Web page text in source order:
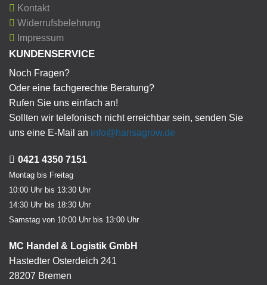
Kontakt
Widerrufsbelehrung
Impressum
KUNDENSERVICE
Noch Fragen?
Oder eine fachgerechte Beratung?
Rufen Sie uns einfach an!
Sollten wir telefonisch nicht erreichbar sein, senden Sie
uns eine E-Mail an info@hansagrow.de
0421 4350 7151
Montag bis Freitag
10:00 Uhr bis 13:30 Uhr
14:30 Uhr bis 18:30 Uhr
Samstag von 10:00 Uhr bis 13:00 Uhr
MC Handel & Logistik GmbH
Hastedter Osterdeich 241
28207 Bremen